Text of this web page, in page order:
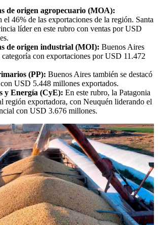
de origen agropecuario (MOA):
el 46% de las exportaciones de la región. Santa
líder en este rubro con ventas por USD
de origen industrial (MOI): Buenos Aires
categoría con exportaciones por USD 11.472
(PP): Buenos Aires también se destacó
con USD 5.448 millones exportados.
y Energía (CyE): En este rubro, la Patagonia
región exportadora, con Neuquén liderando el
con USD 3.676 millones.